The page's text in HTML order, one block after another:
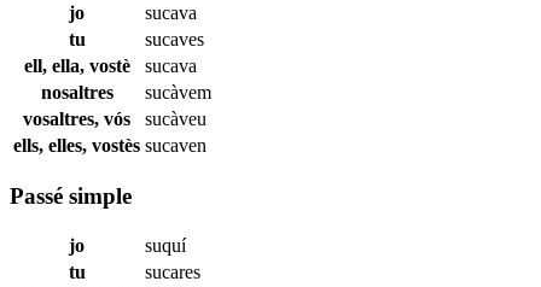
jo
sucava
tu
sucaves
ell, ella, vostè
sucava
nosaltres
sucàvem
vosaltres, vós
sucàveu
ells, elles, vostès sucaven
Passé simple
jo
suquí
tu
sucares